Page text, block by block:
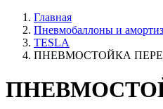
Главная
Пневмобаллоны и
TESLA
ПНЕВМОСТОЙКА